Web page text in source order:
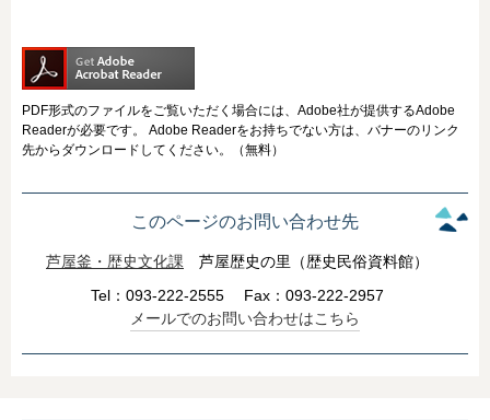
PDF形式のファイルをご覧いただく場合には、Adobe社が提供するAdobe
Readerが必要です。
Adobe Readerをお持ちでない方は、バナーのリンク
先からダウンロードしてください。（無料）
このページのお問い合わせ先
芦屋釜・歴史文化課
芦屋歴史の里（歴史民俗資料館）
Tel：093-222-2555
Fax：093-222-2957
メールでのお問い合わせはこちら